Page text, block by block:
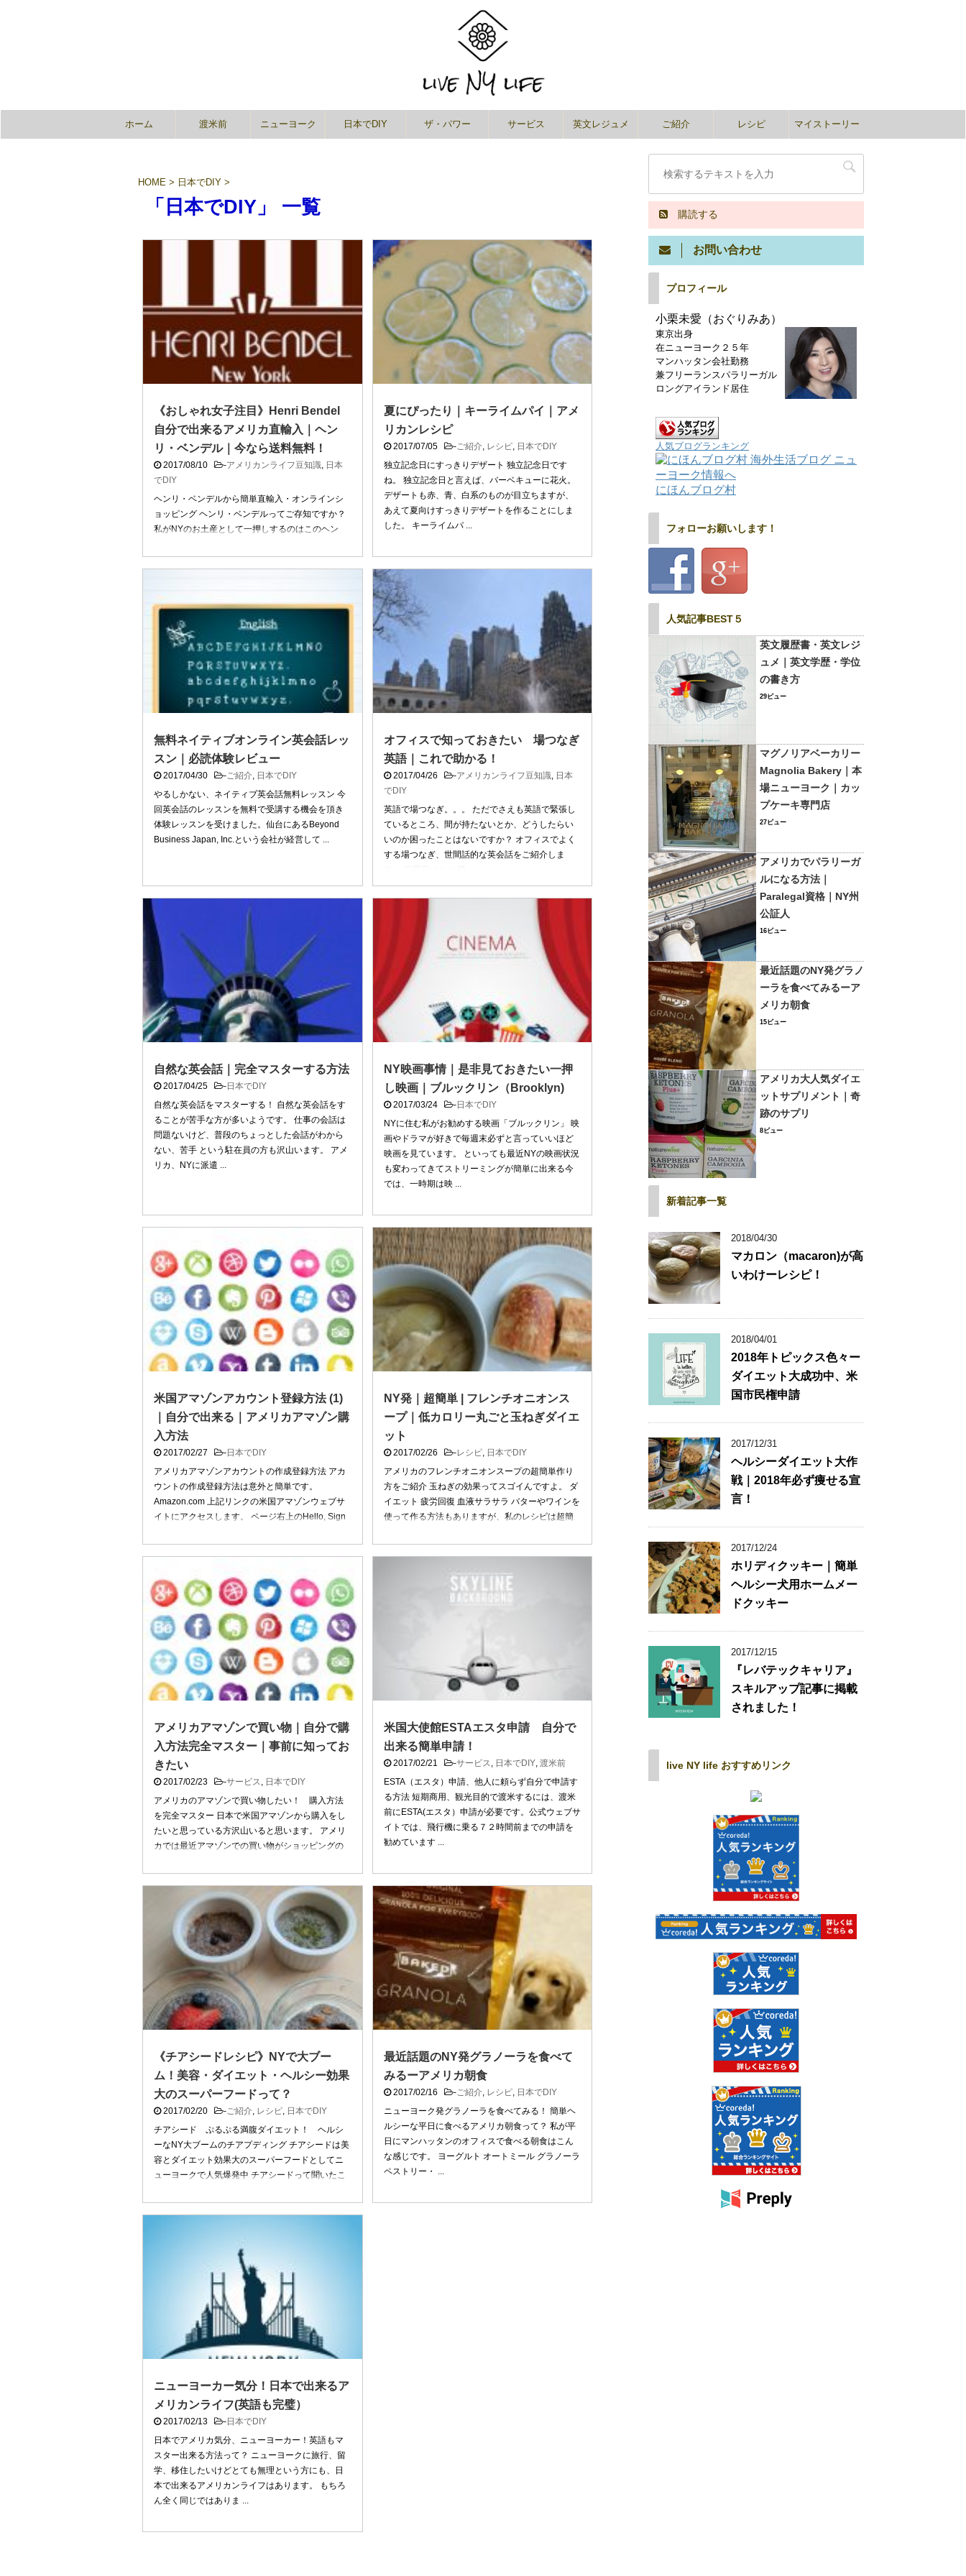
ホーム 渡米前 ニューヨーク 日本でDIY ザ・パワー サービス 英文レジュメ ご紹介 レシピ マイストーリー
HOME > 日本でDIY >
「日本でDIY」 一覧
《おしゃれ女子注目》Henri Bendel
自分で出来るアメリカ直輸入｜ヘン
リ・ベンデル｜今なら送料無料！
2017/08/10 -アメリカンライフ豆知識, 日本
でDIY
ヘンリ・ベンデルから簡単直輸入・オンラインシ
ョッピング ヘンリ・ベンデルってご存知ですか？
私がNYのお土産として一押しするのはこのヘン
ートHenri B ...
夏にぴったり｜キーライムパイ｜アメ
リカンレシピ
2017/07/05 -ご紹介, レシピ, 日本でDIY
独立記念日にすっきりデザート 独立記念日です
ね。 独立記念日と言えば、バーベキューに花火。
デザートも赤、青、白系のものが目立ちますが、
あえて夏向けすっきりデザートを作ることにしま
した。 キーライムパ ...
無料ネイティブオンライン英会話レッ
スン｜必読体験レビュー
2017/04/30 -ご紹介, 日本でDIY
やるしかない、ネイティブ英会話無料レッスン 今
回英会話のレッスンを無料で受講する機会を頂き
体験レッスンを受けました。仙台にあるBeyond
Business Japan, Inc.という会社が経営して ...
オフィスで知っておきたい 場つなぎ
英語｜これで助かる！
2017/04/26 -アメリカンライフ豆知識, 日本
でDIY
英語で場つなぎ。。。 ただでさえも英語で緊張し
ているところ、間が持たないとか、どうしたらい
いのか困ったことはないですか？ オフィスでよく
する場つなぎ、世間話的な英会話をご紹介しま
自然な英会話｜完全マスターする方法
2017/04/25 -日本でDIY
自然な英会話をマスターする！ 自然な英会話をす
ることが苦手な方が多いようです。 仕事の会話は
問題ないけど、普段のちょっとした会話がわから
ない、苦手 という駐在員の方も沢山います。 アメ
リカ、NYに派遣 ...
NY映画事情｜是非見ておきたい一押
し映画｜ブルックリン（Brooklyn)
2017/03/24 -日本でDIY
NYに住む私がお勧めする映画「ブルックリン」 映
画やドラマが好きで毎週末必ずと言っていいほど
映画を見ています。 といっても最近NYの映画状況
も変わってきてストリーミングが簡単に出来る今
では、一時期は映 ...
米国アマゾンアカウント登録方法 (1)
｜自分で出来る｜アメリカアマゾン購
入方法
2017/02/27 -日本でDIY
アメリカアマゾンアカウントの作成登録方法 アカ
ウントの作成登録方法は意外と簡単です。
Amazon.com 上記リンクの米国アマゾンウェブサ
イトにアクセスします。 ページ右上のHello, Sign
NY発｜超簡単 | フレンチオニオンス
ープ｜低カロリー丸ごと玉ねぎダイエ
ット
2017/02/26 -レシピ, 日本でDIY
アメリカのフレンチオニオンスープの超簡単作り
方をご紹介 玉ねぎの効果ってスゴイんですよ。 ダ
イエット 疲労回復 血液サラサラ バターやワインを
使って作る方法もありますが、私のレシピは超簡
アメリカアマゾンで買い物｜自分で購
入方法完全マスター｜事前に知ってお
きたい
2017/02/23 -サービス, 日本でDIY
アメリカのアマゾンで買い物したい！ 購入方法
を完全マスター 日本で米国アマゾンから購入をし
たいと思っている方沢山いると思います。 アメリ
カでは最近アマゾンでの買い物がショッピングの
米国大使館ESTAエスタ申請 自分で
出来る簡単申請！
2017/02/21 -サービス, 日本でDIY, 渡米前
ESTA（エスタ）申請、他人に頼らず自分で申請す
る方法 短期商用、観光目的で渡米するには、渡米
前にESTA(エスタ）申請が必要です。公式ウェブサ
イトでは、飛行機に乗る７２時間前までの申請を
勧めています ...
《チアシードレシピ》NYで大ブー
ム！美容・ダイエット・ヘルシー効果
大のスーパーフードって？
2017/02/20 -ご紹介, レシピ, 日本でDIY
チアシード ぷるぷる満腹ダイエット！ ヘルシ
ーなNY大ブームのチアプディング チアシードは美
容とダイエット効果大のスーパーフードとしてニ
ューヨークで人気爆発中 チアシードって聞いたこ
最近話題のNY発グラノーラを食べて
みるーアメリカ朝食
2017/02/16 -ご紹介, レシピ, 日本でDIY
ニューヨーク発グラノーラを食べてみる！ 簡単ヘ
ルシーな平日に食べるアメリカ朝食って？ 私が平
日にマンハッタンのオフィスで食べる朝食はこん
な感じです。 ヨーグルト オートミール グラノーラ
ペストリー・ ...
ニューヨーカー気分！日本で出来るア
メリカンライフ(英語も完璧）
2017/02/13 -日本でDIY
日本でアメリカ気分、ニューヨーカー！英語もマ
スター出来る方法って？ ニューヨークに旅行、留
学、移住したいけどとても無理という方にも、日
本で出来るアメリカンライフはあります。 もちろ
ん全く同じではありま ...
購読する
お問い合わせ
プロフィール
小栗未愛（おぐりみあ）
東京出身
在ニューヨーク２５年
マンハッタン会社勤務
兼フリーランスパラリーガル
ロングアイランド居住
人気ブログランキング
にほんブログ村
フォローお願いします！
人気記事BEST５
英文履歴書・英文レジ
ュメ｜英文学歴・学位
の書き方
29ビュー
マグノリアベーカリー
Magnolia Bakery｜本
場ニューヨーク｜カッ
プケーキ専門店
27ビュー
アメリカでパラリーガ
ルになる方法｜
Paralegal資格｜NY州
公証人
16ビュー
最近話題のNY発グラノ
ーラを食べてみるーア
メリカ朝食
15ビュー
アメリカ大人気ダイエ
ットサプリメント｜奇
跡のサプリ
8ビュー
新着記事一覧
2018/04/30
マカロン（macaron)が高
いわけーレシピ！
2018/04/01
2018年トピックス色々ー
ダイエット大成功中、米
国市民権申請
2017/12/31
ヘルシーダイエット大作
戦｜2018年必ず痩せる宣
言！
2017/12/24
ホリディクッキー｜簡単
ヘルシー犬用ホームメー
ドクッキー
2017/12/15
『レバテックキャリア』
スキルアップ記事に掲載
されました！
live NY life おすすめリンク